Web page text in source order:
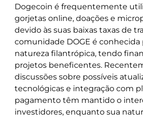
Dogecoin é frequentemente
gorjetas online, doações e
devido às suas baixas taxas de
comunidade DOGE é conhecida
natureza filantrópica, tendo
projetos beneficentes.
discussões sobre possíveis
tecnológicas e integração com
pagamento têm mantido o
investidores, enquanto sua